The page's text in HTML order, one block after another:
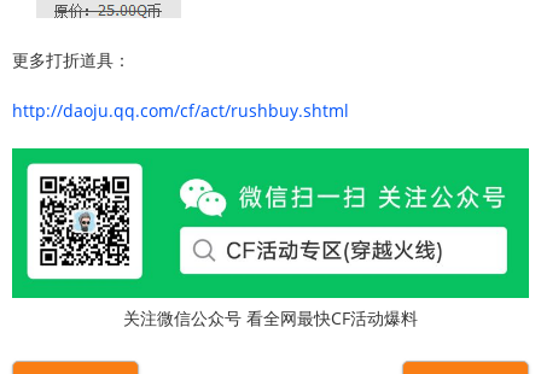
更多打折道具：
http://daoju.qq.com/cf/act/rushbuy.shtml
关注微信公众号 看全网最快CF活动爆料